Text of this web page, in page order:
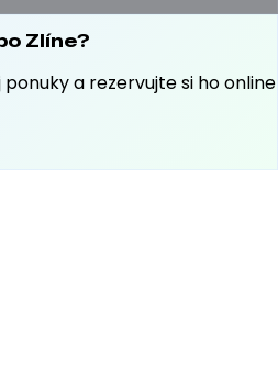
Zlíne?
a rezervujte si ho online